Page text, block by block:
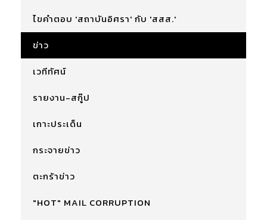
ไขคำตอบ 'สถาบันอิศรา' กับ 'สสส.'
ข่าว
เวทีทัศน์
รายงาน-สกู๊ป
เกาะประเด็น
กระจายข่าว
ตะกร้าข่าว
"HOT" MAIL CORRUPTION